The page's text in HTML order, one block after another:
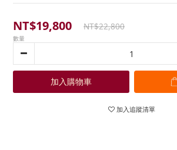
NT$19,800 NT$22,800
數量
加入購物車
加入追蹤清單